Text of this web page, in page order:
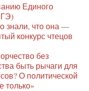
Единого
знали, что она —
конкурс чтецов
без
быть рычаги для
О политической
только»